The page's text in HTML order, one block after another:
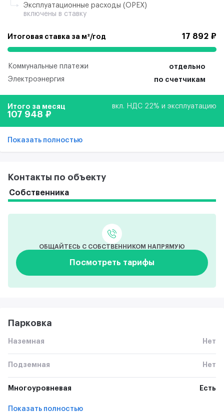
Эксплуатационные расходы (ОРЕХ)
включены в ставку
Итоговая ставка за м²/год 17 892 ₽
Коммунальные платежи
отдельно
Электроэнергия
по счетчикам
Итого за месяц вкл. НДС 22% и эксплуатацию
107 948 ₽
Показать полностью
Контакты по объекту
Собственника
ОБЩАЙТЕСЬ С СОБСТВЕННИКОМ НАПРЯМУЮ
Посмотреть тарифы
Парковка
Наземная Нет
Подземная Нет
Многоуровневая Есть
Показать полностью